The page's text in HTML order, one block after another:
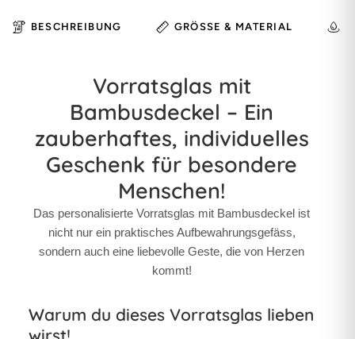
BESCHREIBUNG GRÖSSE & MATERIAL
Vorratsglas mit
Bambusdeckel – Ein
zauberhaftes, individuelles
Geschenk für besondere
Menschen!
Das personalisierte Vorratsglas mit Bambusdeckel ist
nicht nur ein praktisches Aufbewahrungsgefäss,
sondern auch eine liebevolle Geste, die von Herzen
kommt!
Warum du dieses Vorratsglas lieben
wirst!